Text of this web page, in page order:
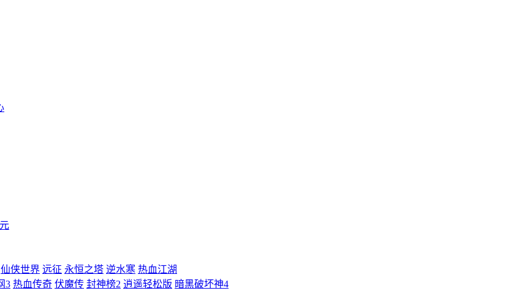
仙侠世界 远征 永恒之塔 逆水寒 热血江湖
3 热血传奇 伏魔传 封神榜2 逍遥轻松版 暗黑破坏神4